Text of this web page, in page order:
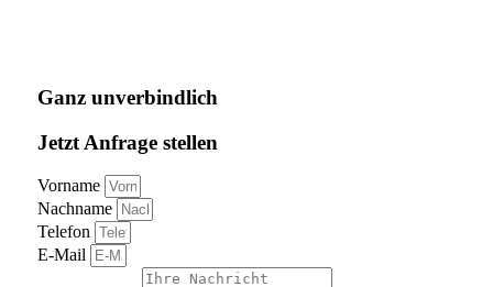
Ganz unverbindlich
Jetzt Anfrage stellen
Vorname
Nachname
Telefon
E-Mail